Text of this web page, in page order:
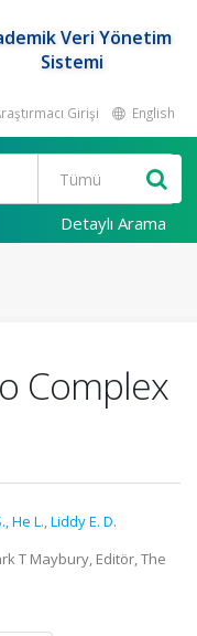
Veri Yönetim
Sistemi
Girişi English
Detaylı Arama
Complex
,He L.,Liddy E. D.
T Maybury, Editör, The